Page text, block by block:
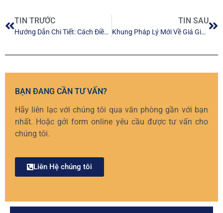
TIN TRƯỚC
Hướng Dẫn Chi Tiết: Cách Điền Và Nộp Báo Cáo Y Tế Và Báo Cáo Tai Nạn Lao Động – Hạn nộp trước ngày 5/7/2026
TIN SAU
Khung Pháp Lý Mới Về Giá Giao Dịch Liên Kết: Những Điểm Nhấn Cốt Lõi Của Nghị định số 255/2026/NĐ-CP
BẠN ĐANG CẦN TƯ VẤN?
Hãy liên lạc với chúng tôi qua văn phòng gần với bạn
nhất. Hoặc gởi form online yêu cầu được tư vấn cho
chúng tôi.
Liên Hệ chúng tôi